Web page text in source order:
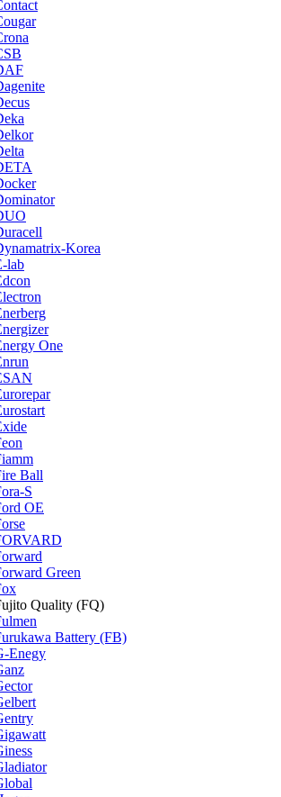
Korea
lab
One
Ball
S
OE
Green
Quality (FQ)
Battery (FB)
Enegy